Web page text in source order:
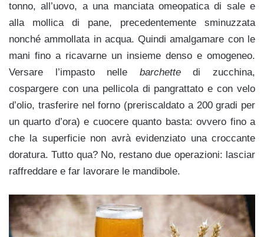
tonno, all’uovo, a una manciata omeopatica di sale e
alla mollica di pane, precedentemente sminuzzata
nonché ammollata in acqua. Quindi amalgamare con le
mani fino a ricavarne un insieme denso e omogeneo.
Versare l’impasto nelle barchettedi zucchina,
cospargere con una pellicola di pangrattato e con velo
d’olio, trasferire nel forno (preriscaldato a 200 gradi per
un quarto d’ora) e cuocere quanto basta: ovvero fino a
che la superficie non avrà evidenziato una croccante
doratura. Tutto qua? No, restano due operazioni: lasciar
raffreddare e far lavorare le mandibole.